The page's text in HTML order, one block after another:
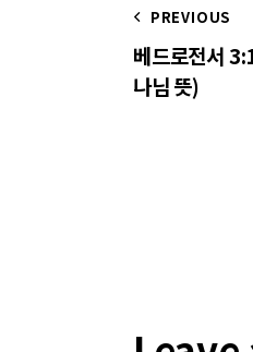
PREVIOUS
베드로전서
나님 뜻)